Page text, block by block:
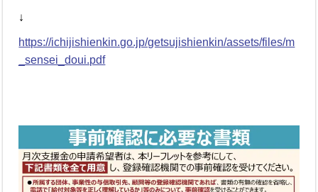
↓
https://ichijishienkin.go.jp/getsujishienkin/assets/files/m
_sensei_doui.pdf